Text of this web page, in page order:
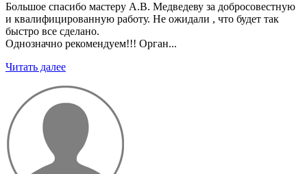
Большое спасибо мастеру А.В. Медведеву за добросовестную
и квалифицированную работу. Не ожидали , что будет так
быстро все сделано.
Однозначно рекомендуем!!! Орган...
Читать далее